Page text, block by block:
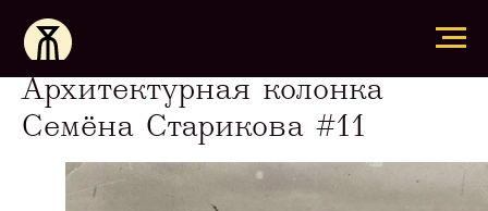
Архитектурная колонка
Семёна Старикова #11